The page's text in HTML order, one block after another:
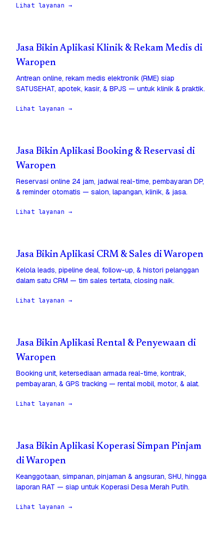
Lihat layanan →
Jasa Bikin Aplikasi Klinik & Rekam Medis di
Waropen
Antrean online, rekam medis elektronik (RME) siap
SATUSEHAT, apotek, kasir, & BPJS — untuk klinik & praktik.
Lihat layanan →
Jasa Bikin Aplikasi Booking & Reservasi di
Waropen
Reservasi online 24 jam, jadwal real-time, pembayaran DP,
& reminder otomatis — salon, lapangan, klinik, & jasa.
Lihat layanan →
Jasa Bikin Aplikasi CRM & Sales di Waropen
Kelola leads, pipeline deal, follow-up, & histori pelanggan
dalam satu CRM — tim sales tertata, closing naik.
Lihat layanan →
Jasa Bikin Aplikasi Rental & Penyewaan di
Waropen
Booking unit, ketersediaan armada real-time, kontrak,
pembayaran, & GPS tracking — rental mobil, motor, & alat.
Lihat layanan →
Jasa Bikin Aplikasi Koperasi Simpan Pinjam
di Waropen
Keanggotaan, simpanan, pinjaman & angsuran, SHU, hingga
laporan RAT — siap untuk Koperasi Desa Merah Putih.
Lihat layanan →